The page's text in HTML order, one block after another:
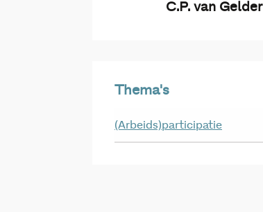
C.P. van Gelder
Thema's
(Arbeids)participatie